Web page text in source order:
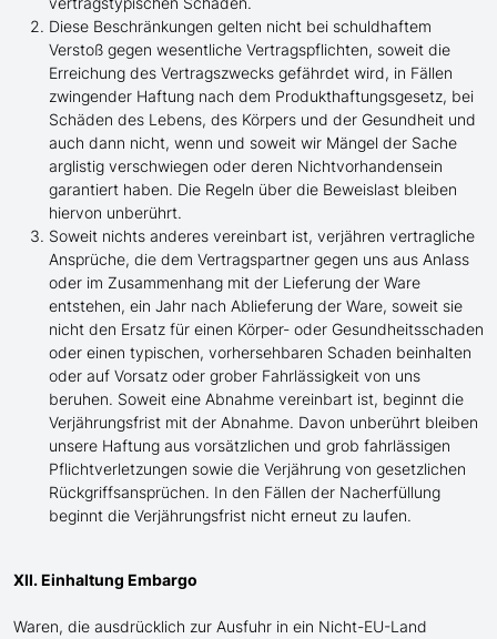
Diese Beschränkungen gelten nicht bei schuldhaftem
Verstoß gegen wesentliche Vertragspflichten, soweit die
Erreichung des Vertragszwecks gefährdet wird, in Fällen
zwingender Haftung nach dem Produkthaftungsgesetz, bei
Schäden des Lebens, des Körpers und der Gesundheit und
auch dann nicht, wenn und soweit wir Mängel der Sache
arglistig verschwiegen oder deren Nichtvorhandensein
garantiert haben. Die Regeln über die Beweislast bleiben
hiervon unberührt.
Soweit nichts anderes vereinbart ist, verjähren vertragliche
Ansprüche, die dem Vertragspartner gegen uns aus Anlass
oder im Zusammenhang mit der Lieferung der Ware
entstehen, ein Jahr nach Ablieferung der Ware, soweit sie
nicht den Ersatz für einen Körper- oder Gesundheitsschaden
oder einen typischen, vorhersehbaren Schaden beinhalten
oder auf Vorsatz oder grober Fahrlässigkeit von uns
beruhen. Soweit eine Abnahme vereinbart ist, beginnt die
Verjährungsfrist mit der Abnahme. Davon unberührt bleiben
unsere Haftung aus vorsätzlichen und grob fahrlässigen
Pflichtverletzungen sowie die Verjährung von gesetzlichen
Rückgriffsansprüchen. In den Fällen der Nacherfüllung
beginnt die Verjährungsfrist nicht erneut zu laufen.
XII. Einhaltung Embargo
Waren, die ausdrücklich zur Ausfuhr in ein Nicht-EU-Land